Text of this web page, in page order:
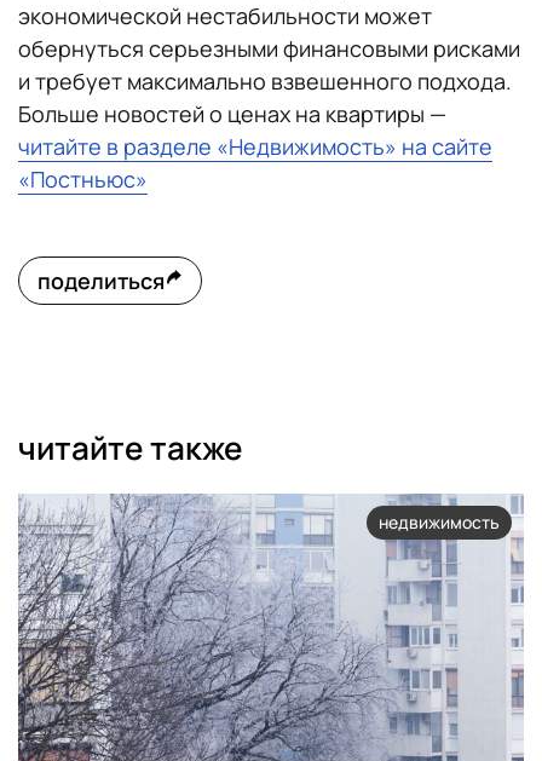
экономической нестабильности может
обернуться серьезными финансовыми рисками
и требует максимально взвешенного подхода.
Больше новостей о ценах на квартиры —
читайте в разделе «Недвижимость» на сайте
«Постньюс»
поделиться
читайте также
недвижимость